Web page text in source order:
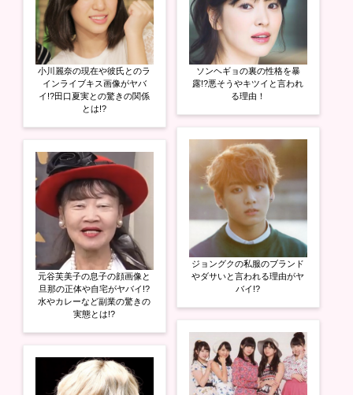
小川麗奈の現在や彼氏とのラ
インライブキス画像がヤバ
イ!?田口夏実との驚きの関係
とは!?
元谷芙美子の息子の顔画像と
旦那の正体や自宅がヤバイ!?
水やカレーなど副業の驚きの
実態とは!?
ソンヘギョの裏の性格を暴
露!?悪そうやキツイと言われ
る理由！
ジョングクの私服のブランド
やダサいと言われる理由がヤ
バイ!?